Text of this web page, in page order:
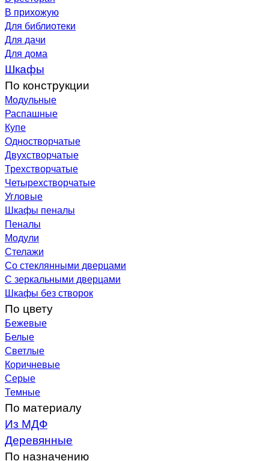
В прихожую
Для библиотеки
Для дачи
Для дома
Шкафы
По конструкции
Модульные
Распашные
Купе
Одностворчатые
Двухстворчатые
Трехстворчатые
Четырехстворчатые
Угловые
Шкафы пеналы
Пеналы
Модули
Стелажи
Со стеклянными дверцами
С зеркальными дверцами
Шкафы без створок
По цвету
Бежевые
Белые
Светлые
Коричневые
Серые
Темные
По материалу
Из МДФ
Деревянные
По назначению